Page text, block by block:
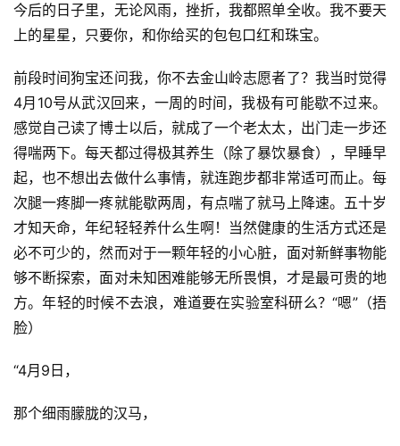
今后的日子里，无论风雨，挫折，我都照单全收。我不要天
上的星星，只要你，和你给买的包包口红和珠宝。
前段时间狗宝还问我，你不去金山岭志愿者了？我当时觉得
4月10号从武汉回来，一周的时间，我极有可能歇不过来。
感觉自己读了博士以后，就成了一个老太太，出门走一步还
得喘两下。每天都过得极其养生（除了暴饮暴食），早睡早
起，也不想出去做什么事情，就连跑步都非常适可而止。每
次腿一疼脚一疼就能歇两周，有点喘了就马上降速。五十岁
才知天命，年纪轻轻养什么生啊！当然健康的生活方式还是
必不可少的，然而对于一颗年轻的小心脏，面对新鲜事物能
够不断探索，面对未知困难能够无所畏惧，才是最可贵的地
方。年轻的时候不去浪，难道要在实验室科研么？“嗯”（捂
脸）
“4月9日，
那个细雨朦胧的汉马，